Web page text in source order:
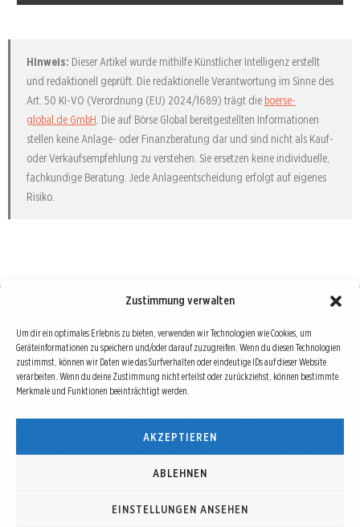
Zustimmung verwalten
Um dir ein optimales Erlebnis zu bieten, verwenden wir Technologien wie Cookies, um
Geräteinformationen zu speichern und/oder darauf zuzugreifen. Wenn du diesen Technologien
zustimmst, können wir Daten wie das Surfverhalten oder eindeutige IDs auf dieser Website
verarbeiten. Wenn du deine Zustimmung nicht erteilst oder zurückziehst, können bestimmte
Merkmale und Funktionen beeinträchtigt werden.
AKZEPTIEREN
ABLEHNEN
EINSTELLUNGEN ANSEHEN
Hinweis: Dieser Artikel wurde mithilfe Künstlicher Intelligenz erstellt
und redaktionell geprüft. Die redaktionelle Verantwortung im Sinne des
Art. 50 KI-VO (Verordnung (EU) 2024/1689) trägt die boerse-
global.de GmbH . Die auf Börse Global bereitgestellten Informationen
stellen keine Anlage- oder Finanzberatung dar und sind nicht als Kauf-
oder Verkaufsempfehlung zu verstehen. Sie ersetzen keine individuelle,
fachkundige Beratung. Jede Anlageentscheidung erfolgt auf eigenes
Risiko.
Börse : lokal, international, global
Erfolgreiche Börsengeschäfte bedingen vor allem drei Dinge: Verlässliche Informationen,
richtige Interpretationen und unabhängige Informationsquellen. Diese drei Bausteine sind
auch die redaktionelle Leitlinie von Börse Global.
Hinter Börse Global steht ein Team von erfahrenen Finanzjournalisten, die zum Teil schon
seit Jahrzehnten Börse in all ihren Facetten leben und mit diesem Internetprojekt
interessierten Lesern und Investoren ein Angebot machen wollen, sich über spannende
Entwicklungen, Tendenzen, Chancen und Risiken von Börsen-Investments zu informieren.